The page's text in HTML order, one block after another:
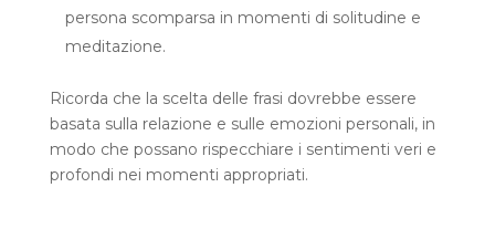
persona scomparsa in momenti di solitudine e
meditazione.
Ricorda che la scelta delle frasi dovrebbe essere
basata sulla relazione e sulle emozioni personali, in
modo che possano rispecchiare i sentimenti veri e
profondi nei momenti appropriati.